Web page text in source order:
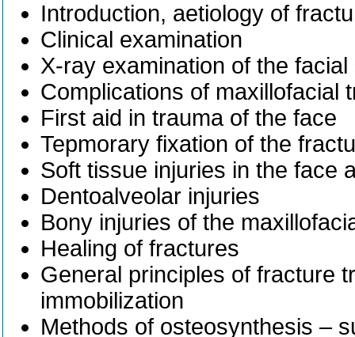
Introduction, aetiology of
Clinical examination
X-ray examination of the facial
Complications of maxillofacial
First aid in trauma of the face
Tepmorary fixation of the
Soft tissue injuries in the face
Dentoalveolar injuries
Bony injuries of the
Healing of fractures
General principles of fracture
immobilization
Methods of osteosynthesis –